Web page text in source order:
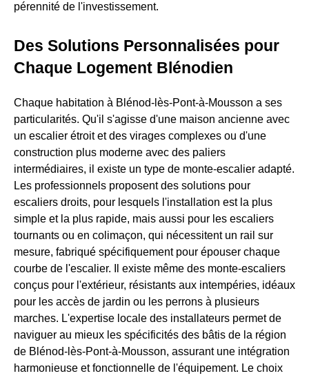
pérennité de l'investissement.
Des Solutions Personnalisées pour
Chaque Logement Blénodien
Chaque habitation à Blénod-lès-Pont-à-Mousson a ses
particularités. Qu'il s'agisse d'une maison ancienne avec
un escalier étroit et des virages complexes ou d'une
construction plus moderne avec des paliers
intermédiaires, il existe un type de monte-escalier adapté.
Les professionnels proposent des solutions pour
escaliers droits, pour lesquels l'installation est la plus
simple et la plus rapide, mais aussi pour les escaliers
tournants ou en colimaçon, qui nécessitent un rail sur
mesure, fabriqué spécifiquement pour épouser chaque
courbe de l'escalier. Il existe même des monte-escaliers
conçus pour l'extérieur, résistants aux intempéries, idéaux
pour les accès de jardin ou les perrons à plusieurs
marches. L'expertise locale des installateurs permet de
naviguer au mieux les spécificités des bâtis de la région
de Blénod-lès-Pont-à-Mousson, assurant une intégration
harmonieuse et fonctionnelle de l'équipement. Le choix